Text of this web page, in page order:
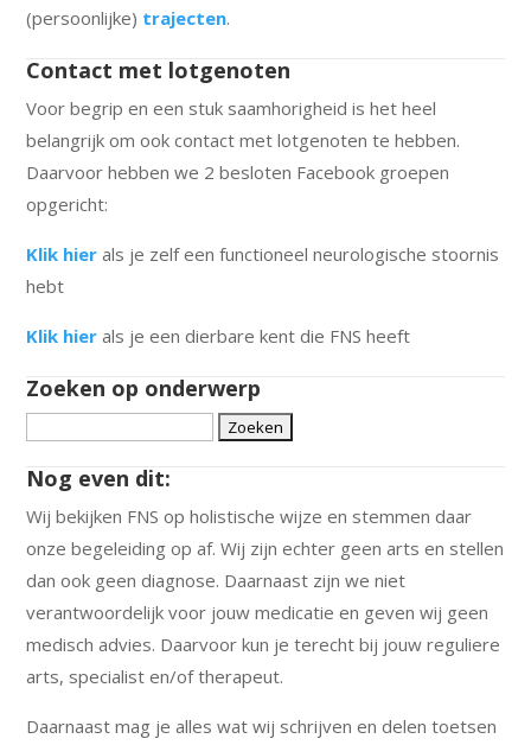
(persoonlijke) trajecten.
Contact met lotgenoten
Voor begrip en een stuk saamhorigheid is het heel
belangrijk om ook contact met lotgenoten te hebben.
Daarvoor hebben we 2 besloten Facebook groepen
opgericht:
Klik hier als je zelf een functioneel neurologische stoornis
hebt
Klik hier als je een dierbare kent die FNS heeft
Zoeken op onderwerp
Nog even dit:
Wij bekijken FNS op holistische wijze en stemmen daar
onze begeleiding op af. Wij zijn echter geen arts en stellen
dan ook geen diagnose. Daarnaast zijn we niet
verantwoordelijk voor jouw medicatie en geven wij geen
medisch advies. Daarvoor kun je terecht bij jouw reguliere
arts, specialist en/of therapeut.
Daarnaast mag je alles wat wij schrijven en delen toetsen